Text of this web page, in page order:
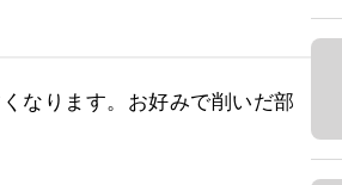
なります。お好みで削いだ部